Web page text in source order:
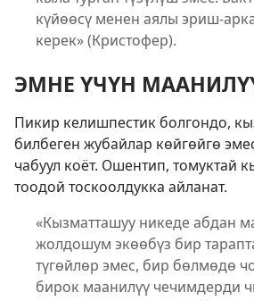
күйөөсү менен аялы эриш-
керек» (Кристофер).
ЭМНЕ ҮЧҮН
Пикир келишпестик болгондо,
билбеген жубайлар көйгөйгө
чабуул коёт. Ошентип, томуктай
тоодой тоскоолдукка айланат.
«Кызматташуу никеде абдан
жолдошум экөөбүз бир
түгөйлөр эмес, бир бөлмөдө
бирок маанилүү чечимдерди